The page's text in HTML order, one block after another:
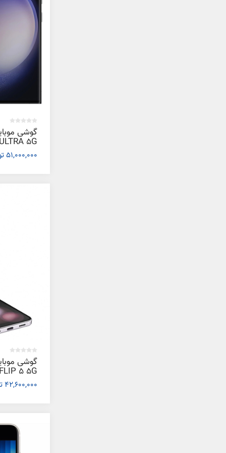
گوشی
رم 12 گیگابایت
51,000,000 تومان
گوشی
گیگابایت
42,600,000 تومان